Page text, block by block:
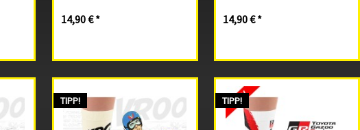
erreicht werden. Das
14,90 € *
entwickelt, damals noch
14,90 € *
TIPP! TIPP!